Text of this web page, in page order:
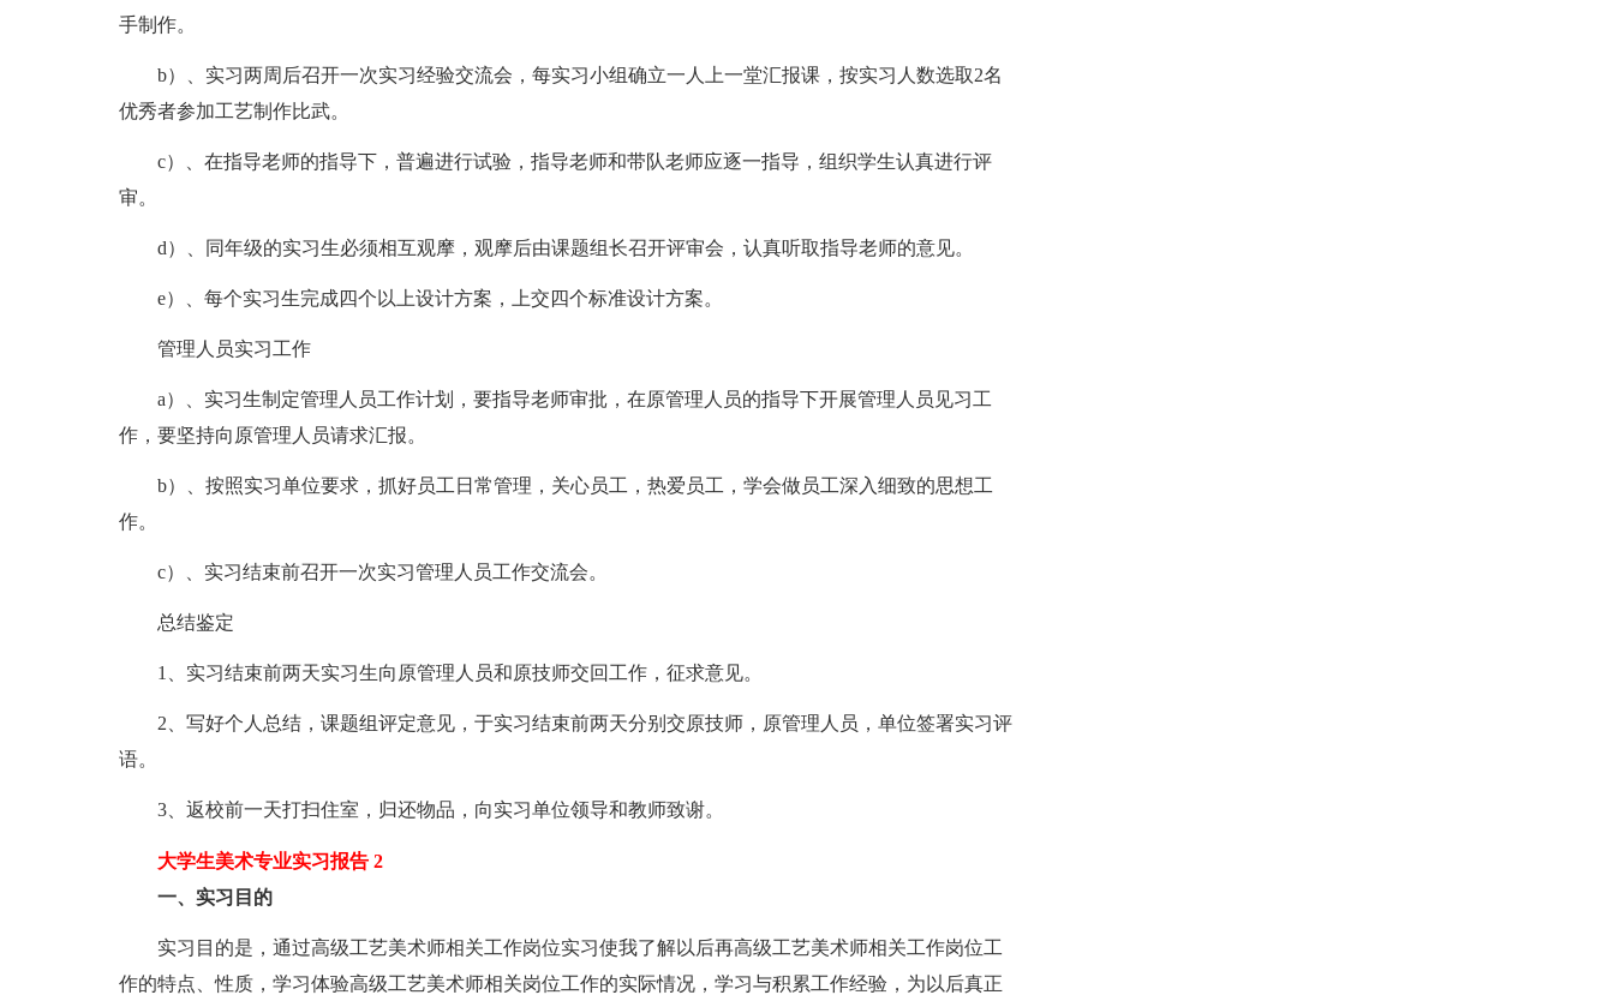
手制作。
b）、实习两周后召开一次实习经验交流会，每实习小组确立一人上一堂汇报课，按实习人数选取2名
优秀者参加工艺制作比武。
c）、在指导老师的指导下，普遍进行试验，指导老师和带队老师应逐一指导，组织学生认真进行评
审。
d）、同年级的实习生必须相互观摩，观摩后由课题组长召开评审会，认真听取指导老师的意见。
e）、每个实习生完成四个以上设计方案，上交四个标准设计方案。
管理人员实习工作
a）、实习生制定管理人员工作计划，要指导老师审批，在原管理人员的指导下开展管理人员见习工
作，要坚持向原管理人员请求汇报。
b）、按照实习单位要求，抓好员工日常管理，关心员工，热爱员工，学会做员工深入细致的思想工
作。
c）、实习结束前召开一次实习管理人员工作交流会。
总结鉴定
1、实习结束前两天实习生向原管理人员和原技师交回工作，征求意见。
2、写好个人总结，课题组评定意见，于实习结束前两天分别交原技师，原管理人员，单位签署实习评
语。
3、返校前一天打扫住室，归还物品，向实习单位领导和教师致谢。
大学生美术专业实习报告 2
一、实习目的
实习目的是，通过高级工艺美术师相关工作岗位实习使我了解以后再高级工艺美术师相关工作岗位工
作的特点、性质，学习体验高级工艺美术师相关岗位工作的实际情况，学习与积累工作经验，为以后真正